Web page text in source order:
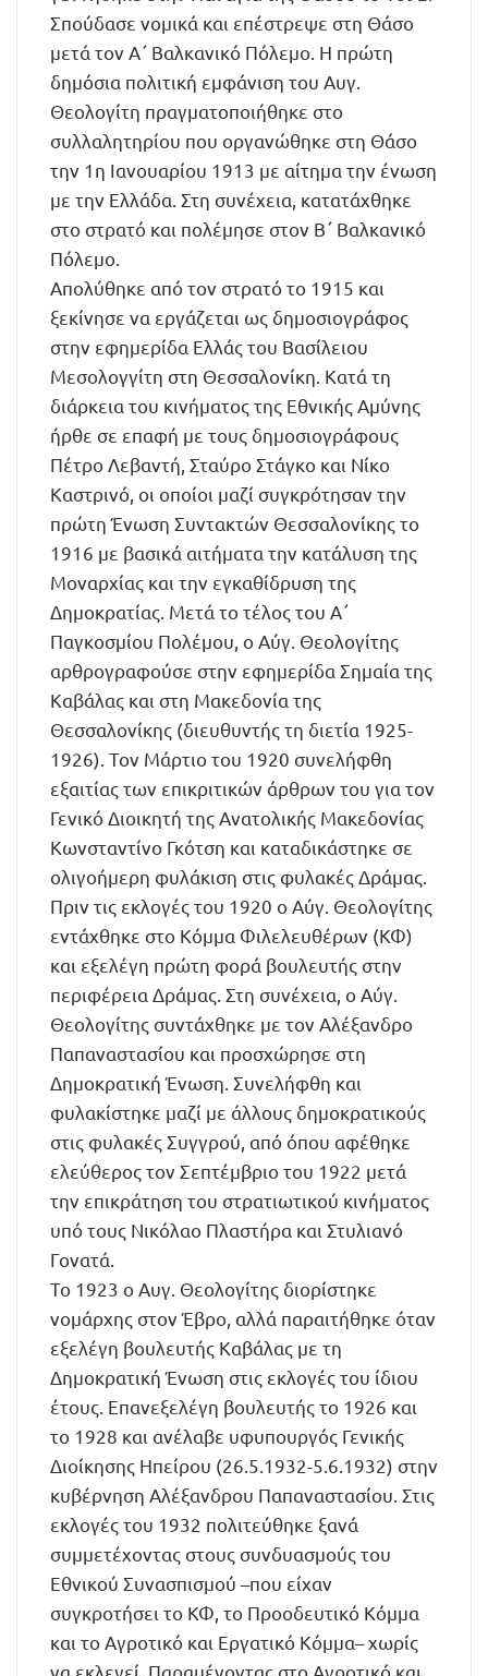
Σπούδασε νομικά και επέστρεψε στη Θάσο
μετά τον Α΄ Βαλκανικό Πόλεμο. Η πρώτη
δημόσια πολιτική εμφάνιση του Αυγ.
Θεολογίτη πραγματοποιήθηκε στο
συλλαλητηρίου που οργανώθηκε στη Θάσο
την 1η Ιανουαρίου 1913 με αίτημα την ένωση
με την Ελλάδα. Στη συνέχεια, κατατάχθηκε
στο στρατό και πολέμησε στον Β΄ Βαλκανικό
Πόλεμο.
Απολύθηκε από τον στρατό το 1915 και
ξεκίνησε να εργάζεται ως δημοσιογράφος
στην εφημερίδα Ελλάς του Βασίλειου
Μεσολογγίτη στη Θεσσαλονίκη. Κατά τη
διάρκεια του κινήματος της Εθνικής Αμύνης
ήρθε σε επαφή με τους δημοσιογράφους
Πέτρο Λεβαντή, Σταύρο Στάγκο και Νίκο
Καστρινό, οι οποίοι μαζί συγκρότησαν την
πρώτη Ένωση Συντακτών Θεσσαλονίκης το
1916 με βασικά αιτήματα την κατάλυση της
Μοναρχίας και την εγκαθίδρυση της
Δημοκρατίας. Μετά το τέλος του Α΄
Παγκοσμίου Πολέμου, ο Αύγ. Θεολογίτης
αρθρογραφούσε στην εφημερίδα Σημαία της
Καβάλας και στη Μακεδονία της
Θεσσαλονίκης (διευθυντής τη διετία 1925-
1926). Τον Μάρτιο του 1920 συνελήφθη
εξαιτίας των επικριτικών άρθρων του για τον
Γενικό Διοικητή της Ανατολικής Μακεδονίας
Κωνσταντίνο Γκότση και καταδικάστηκε σε
ολιγοήμερη φυλάκιση στις φυλακές Δράμας.
Πριν τις εκλογές του 1920 ο Αύγ. Θεολογίτης
εντάχθηκε στο Κόμμα Φιλελευθέρων (ΚΦ)
και εξελέγη πρώτη φορά βουλευτής στην
περιφέρεια Δράμας. Στη συνέχεια, ο Αύγ.
Θεολογίτης συντάχθηκε με τον Αλέξανδρο
Παπαναστασίου και προσχώρησε στη
Δημοκρατική Ένωση. Συνελήφθη και
φυλακίστηκε μαζί με άλλους δημοκρατικούς
στις φυλακές Συγγρού, από όπου αφέθηκε
ελεύθερος τον Σεπτέμβριο του 1922 μετά
την επικράτηση του στρατιωτικού κινήματος
υπό τους Νικόλαο Πλαστήρα και Στυλιανό
Γονατά.
Το 1923 ο Αυγ. Θεολογίτης διορίστηκε
νομάρχης στον Έβρο, αλλά παραιτήθηκε όταν
εξελέγη βουλευτής Καβάλας με τη
Δημοκρατική Ένωση στις εκλογές του ίδιου
έτους. Επανεξελέγη βουλευτής το 1926 και
το 1928 και ανέλαβε υφυπουργός Γενικής
Διοίκησης Ηπείρου (26.5.1932-5.6.1932) στην
κυβέρνηση Αλέξανδρου Παπαναστασίου. Στις
εκλογές του 1932 πολιτεύθηκε ξανά
συμμετέχοντας στους συνδυασμούς του
Εθνικού Συνασπισμού –που είχαν
συγκροτήσει το ΚΦ, το Προοδευτικό Κόμμα
και το Αγροτικό και Εργατικό Κόμμα– χωρίς
να εκλεγεί. Παραμένοντας στο Αγροτικό και